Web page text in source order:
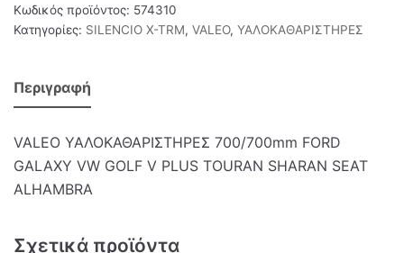
Κωδικός προϊόντος: 574310
Κατηγορίες: SILENCIO X-TRM, VALEO, ΥΑΛΟΚΑΘΑΡΙΣΤΗΡΕΣ
Περιγραφή
VALEO ΥΑΛΟΚΑΘΑΡΙΣΤΗΡΕΣ 700/700mm FORD
GALAXY VW GOLF V PLUS TOURAN SHARAN SEAT
ALHAMBRA
Σχετικά προϊόντα